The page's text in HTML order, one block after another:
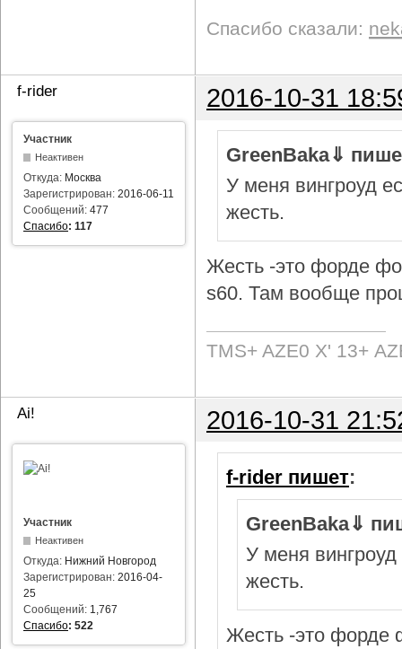
Спасибо сказали:
f-rider 2016-10-31
Участник
Неактивен
Откуда: Москва
Зарегистрирован: 2016-06-11
Сообщений: 477
Спасибо: 117
GreenBaka⇓
У меня вингроуд
жесть.
Жесть -это форде
s60. Там вообще
TMS+ AZE0 Х' 13+
Ai! 2016-10-31
Участник
Неактивен
Откуда: Нижний Новгород
Зарегистрирован: 2016-04-
25
Сообщений: 1,767
Спасибо: 522
f-rider пишет:
GreenBaka⇓
У меня вингроуд
жесть.
Жесть -это форде